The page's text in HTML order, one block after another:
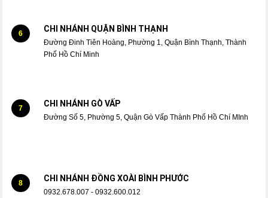
6 CHI NHÁNH QUẬN BÌNH THẠNH
Đường Đinh Tiên Hoàng, Phường 1, Quận Bình Thạnh, Thành
Phố Hồ Chí Minh
7 CHI NHÁNH GÒ VẤP
Đường Số 5, Phường 5, Quận Gò Vấp Thành Phố Hồ Chí MInh
8 CHI NHÁNH ĐỒNG XOÀI BÌNH PHƯỚC
0932.678.007 - 0932.600.012